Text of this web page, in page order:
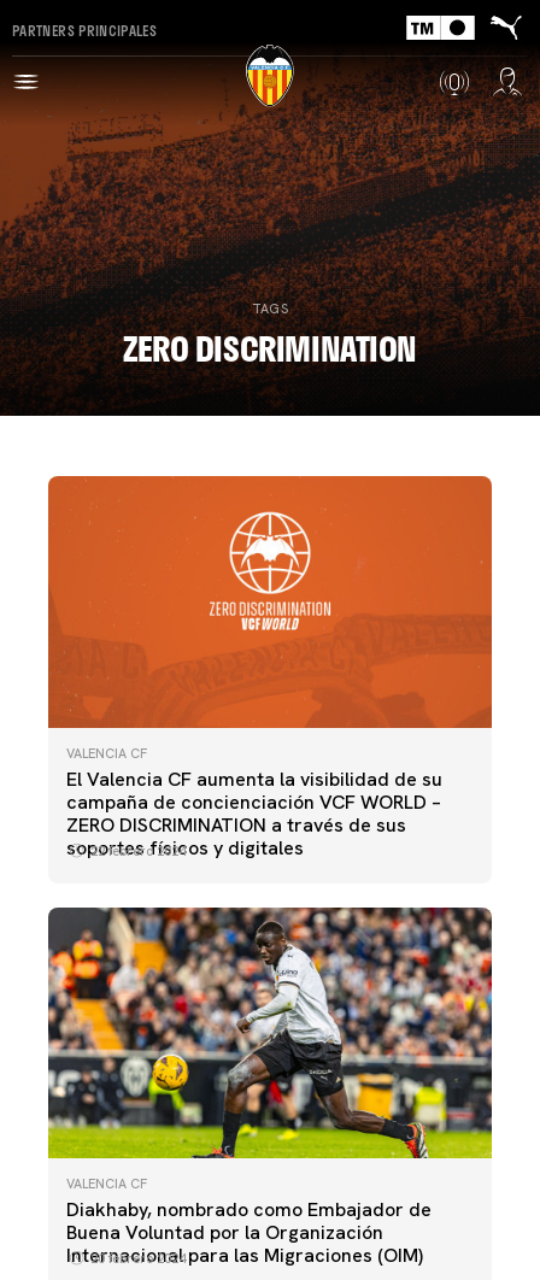
PARTNERS PRINCIPALES
TAGS
ZERO DISCRIMINATION
VALENCIA CF
El Valencia CF aumenta la visibilidad de su
campaña de concienciación VCF WORLD –
ZERO DISCRIMINATION a través de sus
soportes físicos y digitales
22 febrero 2024
VALENCIA CF
Diakhaby, nombrado como Embajador de
Buena Voluntad por la Organización
Internacional para las Migraciones (OIM)
20 febrero 2024